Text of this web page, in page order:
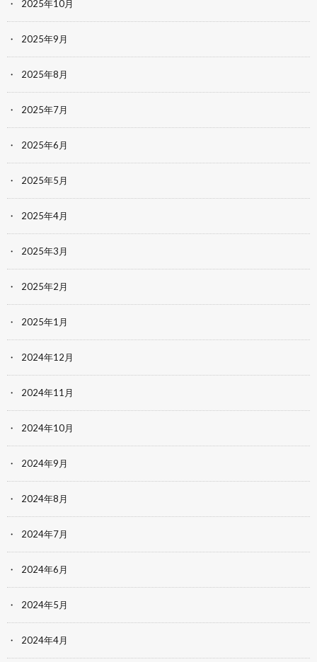
2025年10月
2025年9月
2025年8月
2025年7月
2025年6月
2025年5月
2025年4月
2025年3月
2025年2月
2025年1月
2024年12月
2024年11月
2024年10月
2024年9月
2024年8月
2024年7月
2024年6月
2024年5月
2024年4月